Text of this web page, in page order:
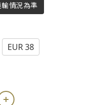
情況為準
EUR 38